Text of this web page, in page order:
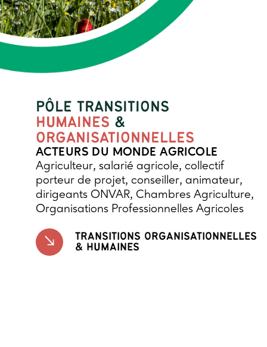
PÔLE TRANSITIONS
HUMAINES &
ORGANISATIONNELLES
ACTEURS DU MONDE AGRICOLE
Agriculteur, salarié agricole, collectif
porteur de projet, conseiller, animateur,
dirigeants ONVAR, Chambres Agriculture,
Organisations Professionnelles Agricoles
TRANSITIONS ORGANISATIONNELLES
& HUMAINES